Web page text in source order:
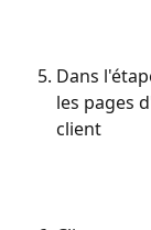
Dans
les pages
client